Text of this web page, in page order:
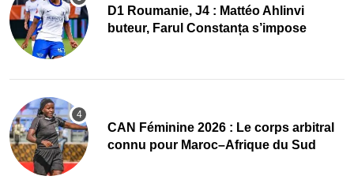
D1 Roumanie, J4 : Mattéo Ahlinvi
buteur, Farul Constanța s’impose
‎CAN Féminine 2026 : Le corps arbitral
connu pour Maroc–Afrique du Sud